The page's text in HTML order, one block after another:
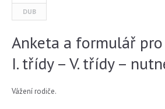
DUB
Anketa a formulář
I. třídy – V. třídy –
Vážení rodiče.